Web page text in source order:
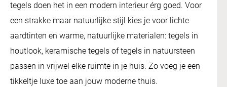
tegels doen het in een modern interieur érg goed. Voor
een strakke maar natuurlijke stijl kies je voor lichte
aardtinten en warme, natuurlijke materialen: tegels in
houtlook, keramische tegels of tegels in natuursteen
passen in vrijwel elke ruimte in je huis. Zo voeg je een
tikkeltje luxe toe aan jouw moderne thuis.